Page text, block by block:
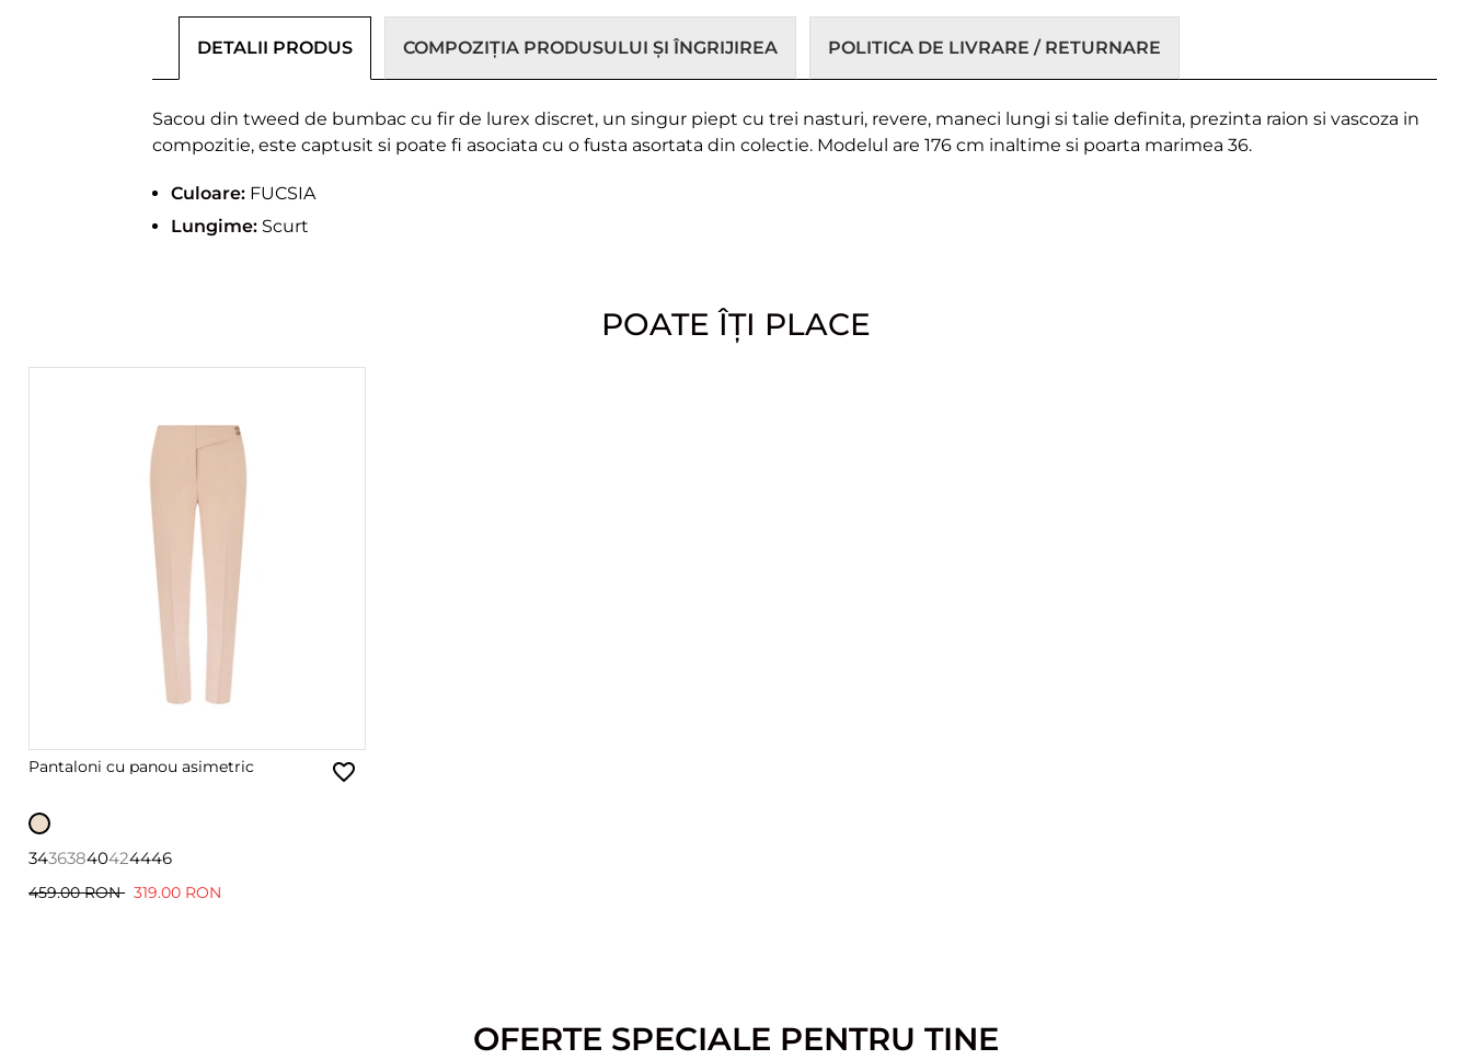
DETALII PRODUS COMPOZIȚIA PRODUSULUI ȘI ÎNGRIJIREA POLITICA DE LIVRARE / RETURNARE
Sacou din tweed de bumbac cu fir de lurex discret, un singur piept cu trei nasturi, revere, maneci lungi si talie definita, prezinta raion si vascoza in
compozitie, este captusit si poate fi asociata cu o fusta asortata din colectie. Modelul are 176 cm inaltime si poarta marimea 36.
Culoare: FUCSIA
Lungime: Scurt
POATE ÎȚI PLACE
Pantaloni cu panou asimetric
34363840424446
459.00 RON 319.00 RON
OFERTE SPECIALE PENTRU TINE